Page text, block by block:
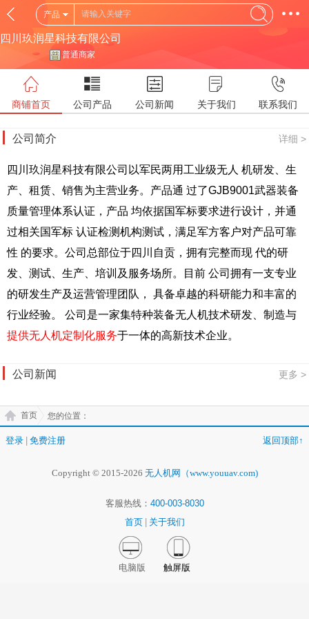
产品
四川玖润星科技有限公司
普通商家
商铺首页 公司产品 公司新闻 关于我们 联系我们
公司简介 详细 >
四川玖润星科技有限公司以军民两用工业级无人 机研发、生
产、租赁、销售为主营业务。产品通 过了GJB9001武器装备
质量管理体系认证，产品 均依据国军标要求进行设计，并通
过相关国军标 认证检测机构测试，满足军方客户对产品可靠
性 的要求。公司总部位于四川自贡，拥有完整而现 代的研
发、测试、生产、培训及服务场所。目前 公司拥有一支专业
的研发生产及运营管理团队， 具备卓越的科研能力和丰富的
行业经验。 公司是一家集特种装备无人机技术研发、制造与
提供无人机定制化服务于一体的高新技术企业。
公司新闻 更多 >
您的位置：
首页
登录 免费注册 返回顶部↑
Copyright © 2015-2026 无人机网（www.youuav.com)
客服热线： 400-003-8030
首页
关于我们
电脑版 触屏版